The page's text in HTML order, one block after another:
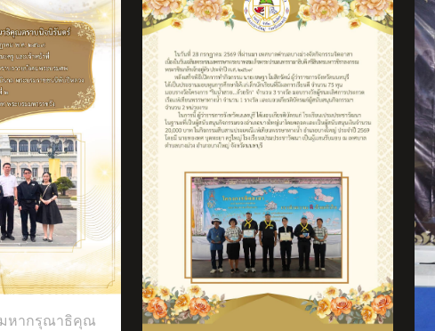
หากรุณาธิคุณ
เข้าร่วมรายการประกวดโขนเวที